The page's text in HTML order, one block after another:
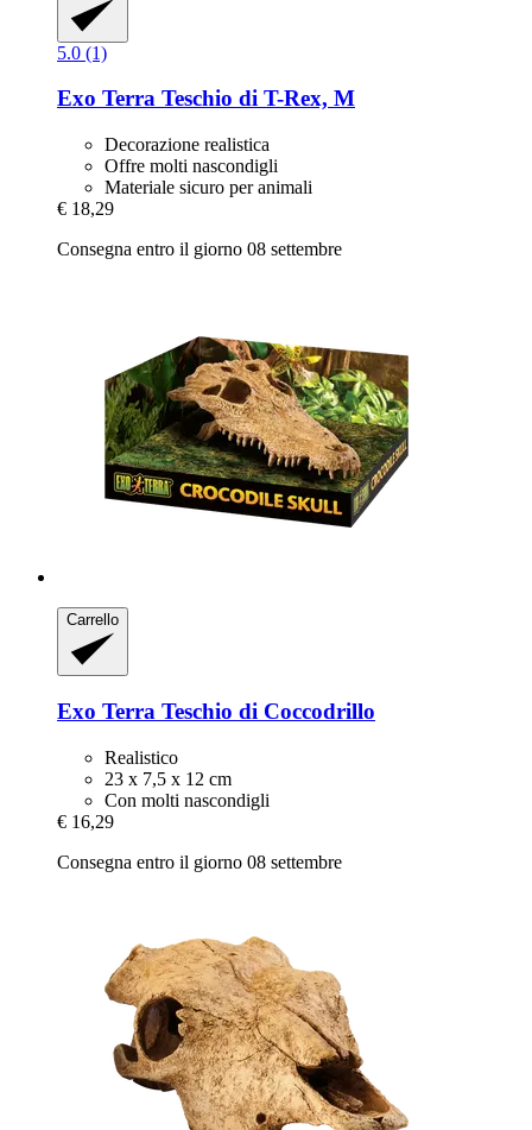
5.0 (1)
Exo Terra Teschio di T-​Rex, M
Decorazione realistica
Offre molti nascondigli
Materiale sicuro per animali
€ 18,29
Consegna entro il giorno 08 settembre
Carrello
Exo Terra Teschio di Coccodrillo
Realistico
23 x 7,5 x 12 cm
Con molti nascondigli
€ 16,29
Consegna entro il giorno 08 settembre